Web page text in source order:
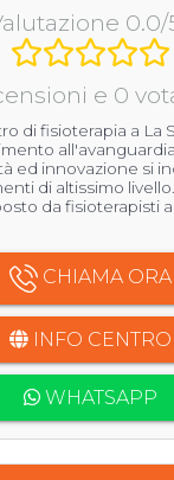
0.0/
e 0
di fisioterapia a La
ed innovazione si
di altissimo
da fisioterapisti
CHIAMA ORA
INFO CENTRO
WHATSAPP